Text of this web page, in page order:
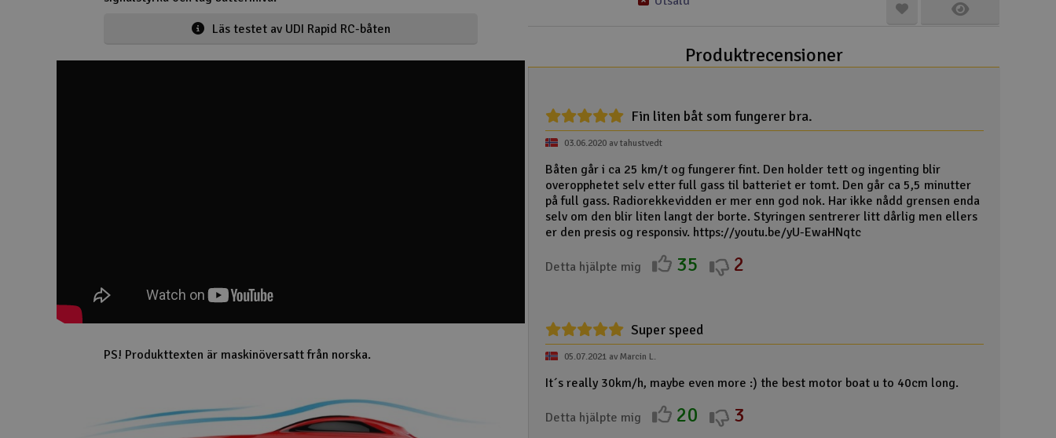
Läs testet av UDI Rapid RC-båten
PS! Produkttexten är maskinöversatt från norska.
Produktrecensioner
Fin liten båt som fungerer bra.
03.06.2020 av tahustvedt
Båten går i ca 25 km/t og fungerer fint. Den holder tett og ingenting blir
overopphetet selv etter full gass til batteriet er tomt. Den går ca 5,5 minutter
på full gass. Radiorekkevidden er mer enn god nok. Har ikke nådd grensen enda
selv om den blir liten langt der borte. Styringen sentrerer litt dårlig men ellers
er den presis og responsiv. https://youtu.be/yU-EwaHNqtc
Detta hjälpte mig 35 2
Super speed
05.07.2021 av Marcin L.
It´s really 30km/h, maybe even more :) the best motor boat u to 40cm long.
Detta hjälpte mig 20 3